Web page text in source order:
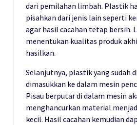
dari pemilahan limbah. Plastik
pisahkan dari jenis lain seperti
agar hasil cacahan tetap bersih.
menentukan kualitas produk
hasilkan.
Selanjutnya, plastik yang sudah
dimasukkan ke dalam mesin
Pisau berputar di dalam mesin
menghancurkan material
kecil. Hasil cacahan kemudian